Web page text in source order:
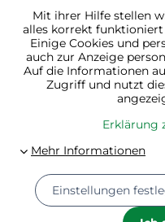
© 2026 Jurhan.at
Datenschutz-
Mit ihrer Hilfe stellen
alles korrekt
Einige Cookies und
auch zur Anzeige
Auf die Informationen
Zugriff und nutzt
Erklärung
Einstellungen